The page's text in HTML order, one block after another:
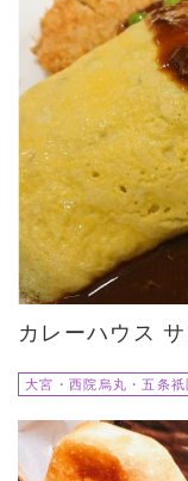
カレーハウス
大宮・西院烏丸・五条